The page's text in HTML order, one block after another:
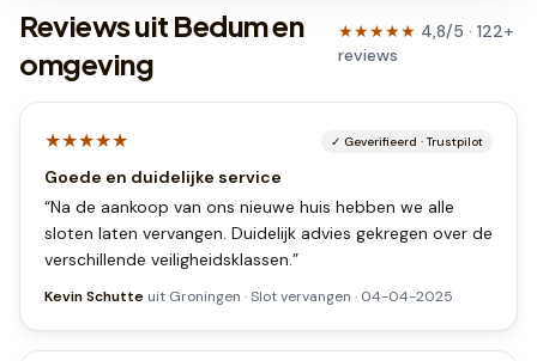
Reviews uit Bedum en
omgeving
★★★★★ 4,8/5 · 122+
reviews
★★★★★ ✓ Geverifieerd ·Trustpilot
Goede en duidelijke service
“Na de aankoop van ons nieuwe huis hebben we alle
sloten laten vervangen. Duidelijk advies gekregen over de
verschillende veiligheidsklassen.”
Kevin Schutte uit Groningen ·Slot vervangen · 04-04-2025